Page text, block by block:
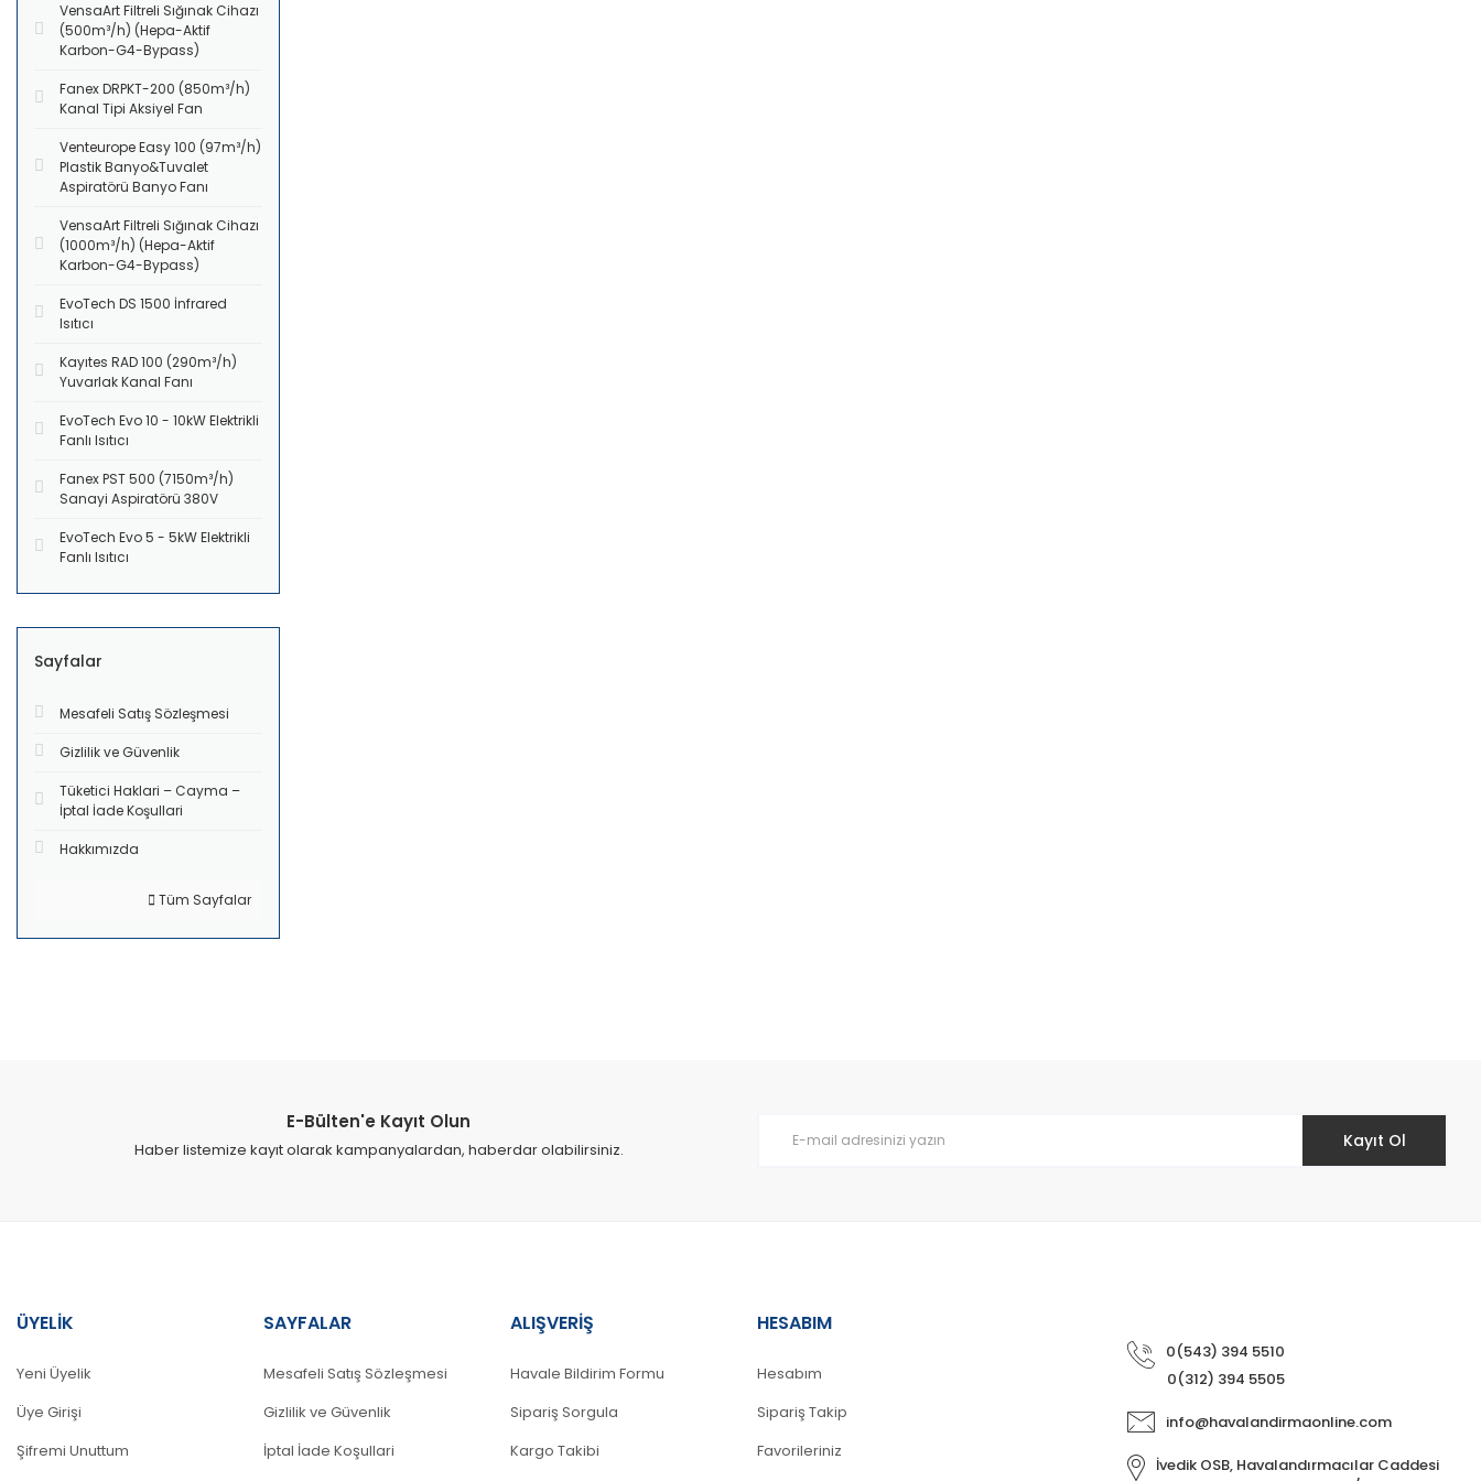
VensaArt Filtreli Sığınak Cihazı
(500m³/h) (Hepa-Aktif
Karbon-G4-Bypass)
Fanex DRPKT-200 (850m³/h)
Kanal Tipi Aksiyel Fan
Venteurope Easy 100 (97m³/h)
Plastik Banyo&Tuvalet
Aspiratörü Banyo Fanı
VensaArt Filtreli Sığınak Cihazı
(1000m³/h) (Hepa-Aktif
Karbon-G4-Bypass)
EvoTech DS 1500 İnfrared
Isıtıcı
Kayıtes RAD 100 (290m³/h)
Yuvarlak Kanal Fanı
EvoTech Evo 10 - 10kW Elektrikli
Fanlı Isıtıcı
Fanex PST 500 (7150m³/h)
Sanayi Aspiratörü 380V
EvoTech Evo 5 - 5kW Elektrikli
Fanlı Isıtıcı
Sayfalar
Mesafeli Satış Sözleşmesi
Gizlilik ve Güvenlik
Tüketici Haklari – Cayma –
İptal İade Koşullari
Hakkımızda
Tüm Sayfalar
E-Bülten'e Kayıt Olun
Haber listemize kayıt olarak kampanyalardan, haberdar olabilirsiniz. Kayıt Ol
ÜYELİK
Yeni Üyelik
Üye Girişi
Şifremi Unuttum
SAYFALAR
Mesafeli Satış Sözleşmesi
Gizlilik ve Güvenlik
İptal İade Koşullari
ALIŞVERİŞ
Havale Bildirim Formu
Sipariş Sorgula
Kargo Takibi
HESABIM
Hesabım
Sipariş Takip
Favorileriniz
0(543) 394 5510
0(312) 394 5505
info@havalandirmaonline.com
İvedik OSB, Havalandırmacılar Caddesi